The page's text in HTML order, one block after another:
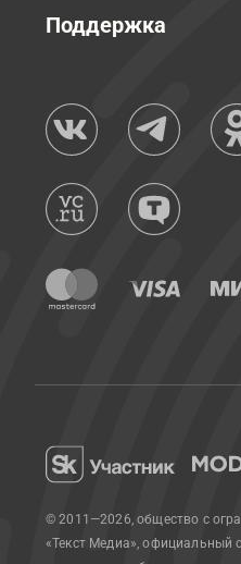
Поддержка
© 2011—2026, общество с
«Текст Медиа», официальный